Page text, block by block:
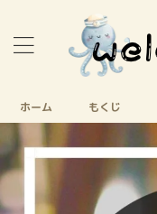
ホーム もくじ